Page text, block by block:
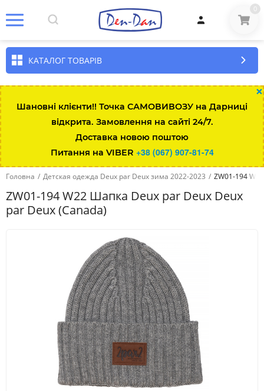
0
КАТАЛОГ ТОВАРІВ
×
Шановні клієнти!! Точка САМОВИВОЗУ на Дарниці
відкрита. Замовлення на сайті 24/7.
Доставка новою поштою
Питання на VIBER +38 (067) 907-81-74
Головна / Детская одежда Deux par Deux зима 2022-2023 / ZW01-194
ZW01-194 W22 Шапка Deux par Deux Deux
par Deux (Canada)